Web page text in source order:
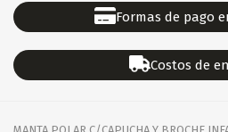
Formas de pago
Costos de